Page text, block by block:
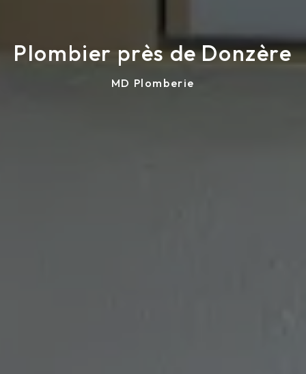
Plombier près de Donzère
MD Plomberie